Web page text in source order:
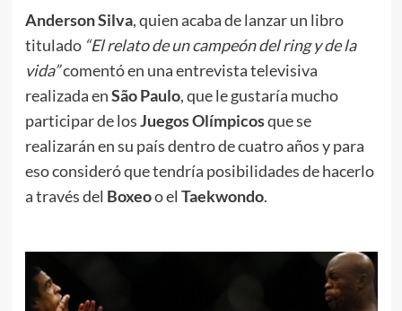
Anderson Silva, quien acaba de lanzar un libro
titulado “El relato de un campeón del ring y de la
vida”comentó en una entrevista televisiva
realizada enSão Paulo, que le gustaría mucho
participar de losJuegos Olímpicosque se
realizarán en su país dentro de cuatro años y para
eso consideró que tendría posibilidades de hacerlo
a través del Boxeoo el Taekwondo.